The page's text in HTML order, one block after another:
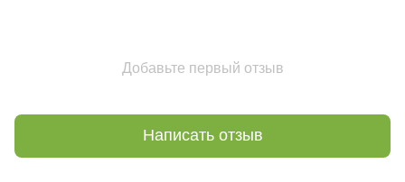
Добавьте первый отзыв
Написать отзыв